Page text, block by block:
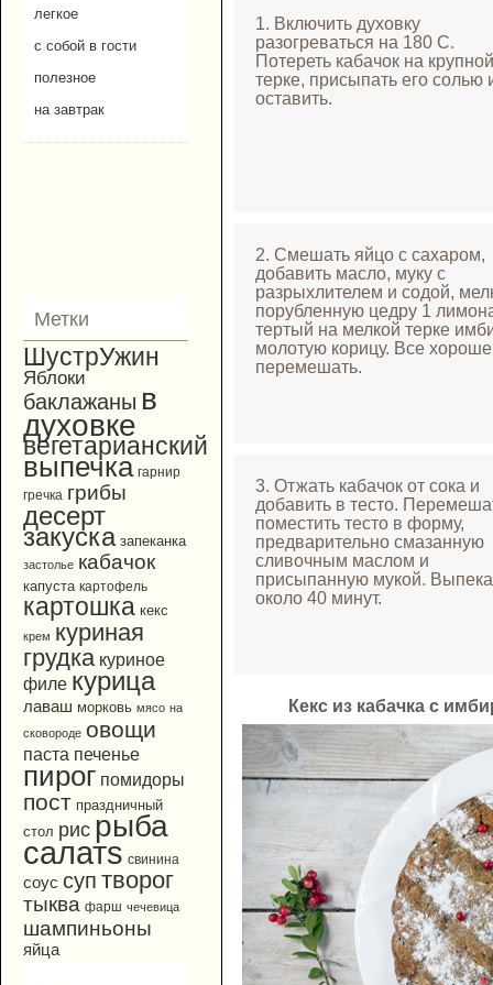
легкое
с собой в гости
полезное
на завтрак
Метки
ШустрУжин
Яблоки
баклажаны в
духовке
вегетарианский
выпечка гарнир
гречка грибы
десерт
закуска запеканка
застолье кабачок
капуста картофель
картошка кекс
крем куриная
грудка куриное
филе курица
лаваш морковь мясо на
сковороде овощи
паста печенье
пирог помидоры
пост праздничный
стол рис рыба
салатs свинина
соус суп творог
тыква фарш чечевица
шампиньоны
яйца
1. Включить духовку
разогреваться на 180 С.
Потереть кабачок на крупной
терке, присыпать его солью
оставить.
2. Смешать яйцо с сахаром,
добавить масло, муку с
разрыхлителем и содой,
порубленную цедру 1
тертый на мелкой терке
молотую корицу. Все
перемешать.
3. Отжать кабачок от сока и
добавить в тесто.
поместить тесто в форму,
предварительно смазанную
сливочным маслом и
присыпанную мукой.
около 40 минут.
Кекс из кабачка с